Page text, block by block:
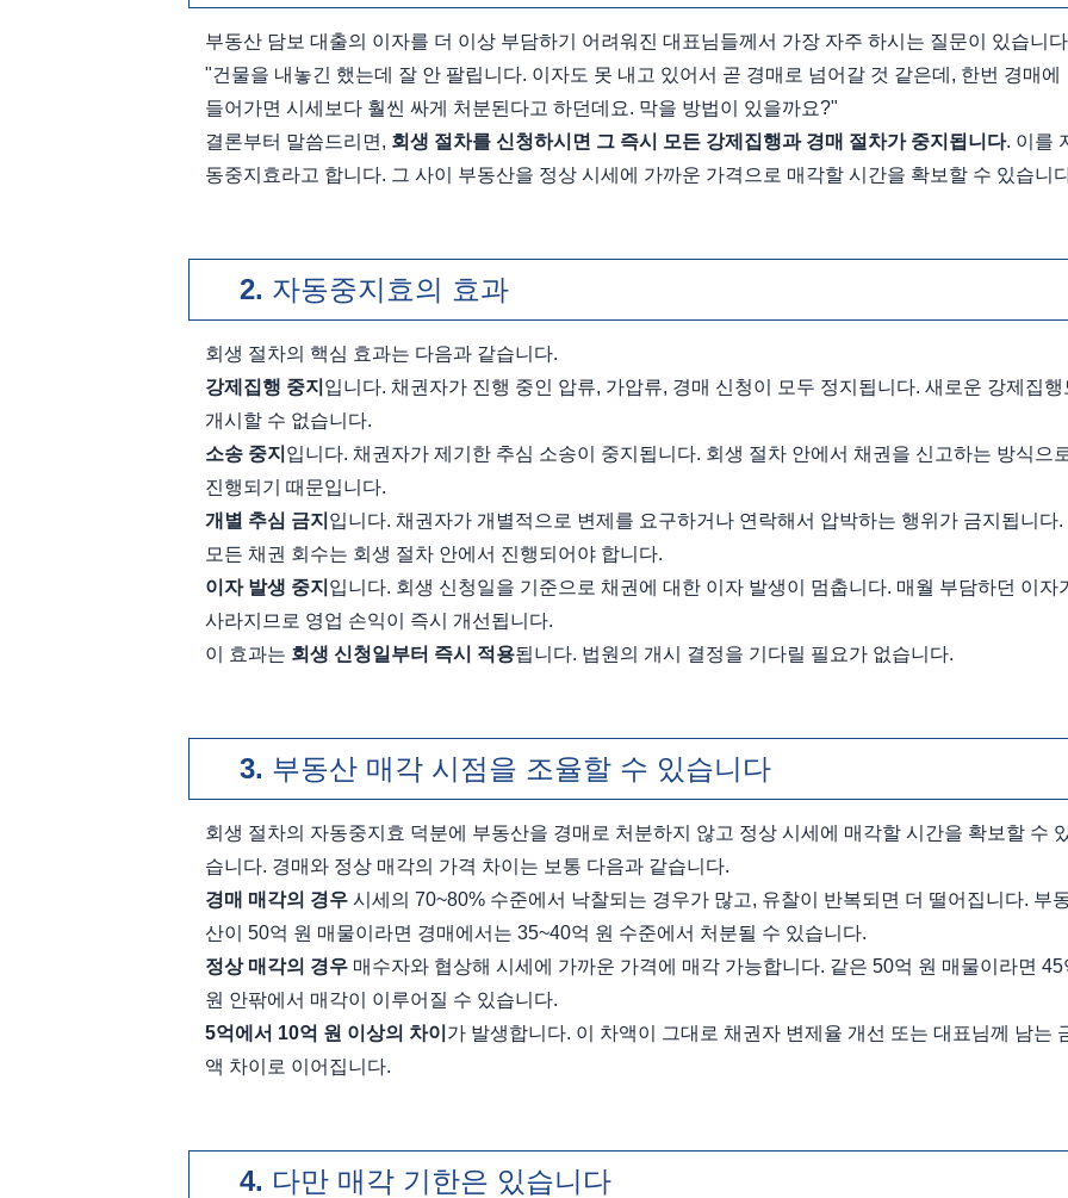
부동산 담보 대출의 이자를 더 이상 부담하기 어려워진 대표님들께서 가장 자주 하시는 질문이 있습니
"건물을 내놓긴 했는데 잘 안 팔립니다. 이자도 못 내고 있어서 곧 경매로 넘어갈 것 같은데, 한번 경매에
들어가면 시세보다 훨씬 싸게 처분된다고 하던데요. 막을 방법이 있을까요?"
결론부터 말씀드리면, 회생 절차를 신청하시면 그 즉시 모든 강제집행과 경매 절차가 중지됩니다. 이를
동중지효라고 합니다. 그 사이 부동산을 정상 시세에 가까운 가격으로 매각할 시간을 확보할 수 있습니
자동중지효의 효과
회생 절차의 핵심 효과는 다음과 같습니다.
강제집행 중지 입니다. 채권자가 진행 중인 압류, 가압류, 경매 신청이 모두 정지됩니다. 새로운 강제집행
개시할 수 없습니다.
소송 중지 입니다. 채권자가 제기한 추심 소송이 중지됩니다. 회생 절차 안에서 채권을 신고하는 방식으
진행되기 때문입니다.
개별 추심 금지 입니다. 채권자가 개별적으로 변제를 요구하거나 연락해서 압박하는 행위가 금지됩니다.
모든 채권 회수는 회생 절차 안에서 진행되어야 합니다.
이자 발생 중지 입니다. 회생 신청일을 기준으로 채권에 대한 이자 발생이 멈춥니다. 매월 부담하던 이자
사라지므로 영업 손익이 즉시 개선됩니다.
이 효과는 회생 신청일부터 즉시 적용됩니다. 법원의 개시 결정을 기다릴 필요가 없습니다.
부동산 매각 시점을 조율할 수 있습니다
회생 절차의 자동중지효 덕분에 부동산을 경매로 처분하지 않고 정상 시세에 매각할 시간을 확보할 수
습니다. 경매와 정상 매각의 가격 차이는 보통 다음과 같습니다.
경매 매각의 경우 시세의 70~80% 수준에서 낙찰되는 경우가 많고, 유찰이 반복되면 더 떨어집니다. 부
산이 50억 원 매물이라면 경매에서는 35~40억 원 수준에서 처분될 수 있습니다.
정상 매각의 경우 매수자와 협상해 시세에 가까운 가격에 매각 가능합니다. 같은 50억 원 매물이라면 45
원 안팎에서 매각이 이루어질 수 있습니다.
5억에서 10억 원 이상의 차이 가 발생합니다. 이 차액이 그대로 채권자 변제율 개선 또는 대표님께 남는
액 차이로 이어집니다.
다만 매각 기한은 있습니다